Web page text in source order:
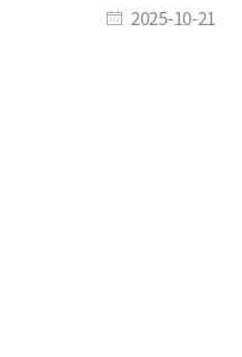
2025-10-21